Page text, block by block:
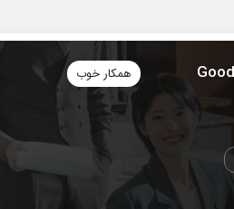
همکار خوب